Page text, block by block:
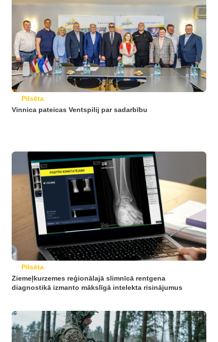
Pilsēta
Vinnica pateicas Ventspilij par sadarbību
Pilsēta
Ziemeļkurzemes reģionālajā slimnīcā rentgena
diagnostikā izmanto mākslīgā intelekta risinājumus